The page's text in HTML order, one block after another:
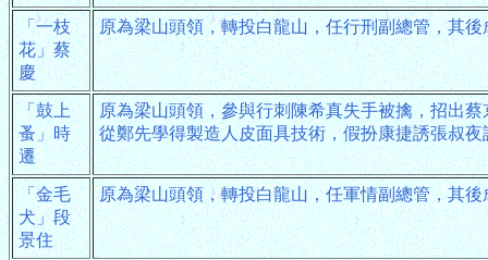
「一枝
花」蔡
慶
原為梁山頭領，轉投白龍山，任行刑副總管，其
「鼓上
蚤」時
遷
原為梁山頭領，參與行刺陳希真失手被擒，招出
從鄭先學得製造人皮面具技術，假扮康捷誘張叔
「金毛
犬」段
景住
原為梁山頭領，轉投白龍山，任軍情副總管，其